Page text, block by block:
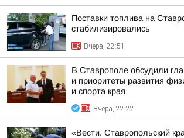
Поставки топлива на
стабилизировались
Вчера, 22:51
В Ставрополе обсудили
и приоритеты развития
и спорта края
Вчера, 22:22
«Вести. Ставропольский